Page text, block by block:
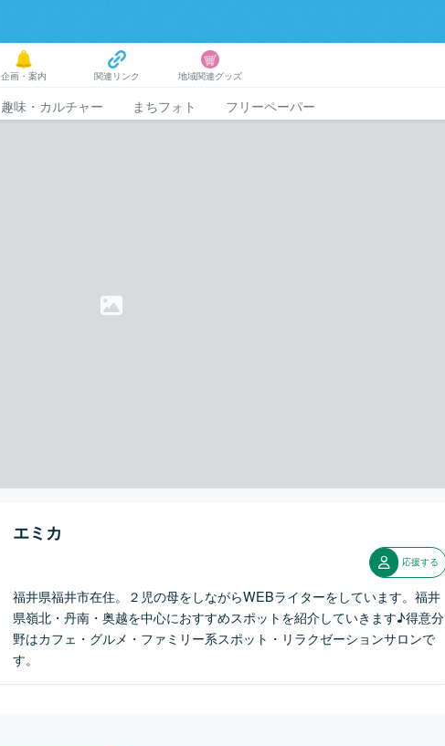
企画・案内 関連リンク 地域関連グッズ
趣味・カルチャー まちフォト フリーペーパー
エミカ
応援する
福井県福井市在住。２児の母をしながらWEBライターをしています。福井
県嶺北・丹南・奥越を中心におすすめスポットを紹介していきます♪得意分
野はカフェ・グルメ・ファミリー系スポット・リラクゼーションサロンで
す。